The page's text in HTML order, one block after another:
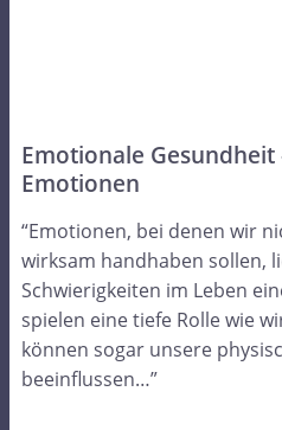
Emotionale
Emotionen
“Emotionen, bei denen wir
wirksam handhaben sollen,
Schwierigkeiten im Leben
spielen eine tiefe Rolle wie
können sogar unsere
beeinflussen…”